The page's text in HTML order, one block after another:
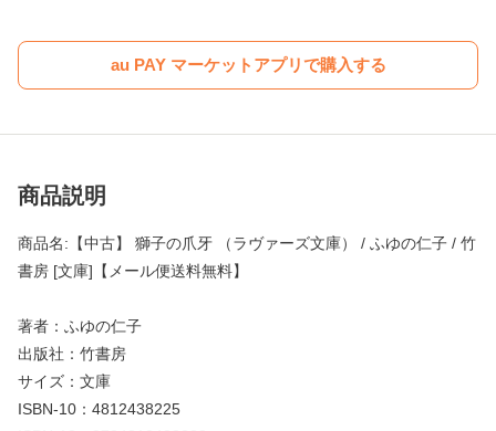
au PAY マーケットアプリで購入する
商品説明
商品名:【中古】 獅子の爪牙 （ラヴァーズ文庫） / ふゆの仁子 / 竹
書房 [文庫]【メール便送料無料】
著者：ふゆの仁子
出版社：竹書房
サイズ：文庫
ISBN-10：4812438225